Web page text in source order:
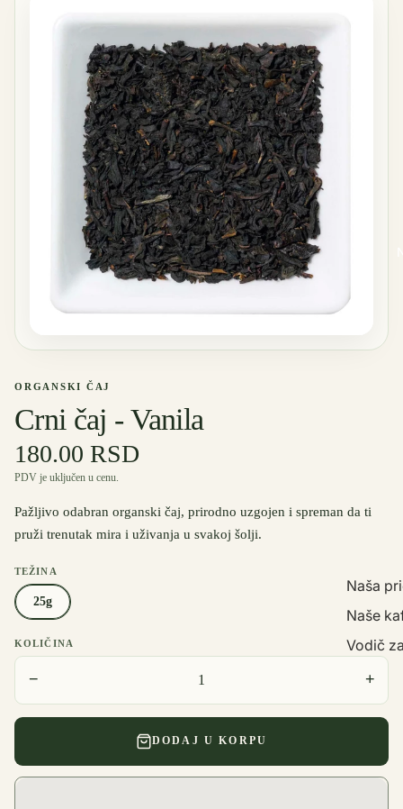
Naša
Naše
Vodič
ORGANSKI ČAJ
Crni čaj - Vanila
180.00 RSD
PDV je uključen u cenu.
Pažljivo odabran organski čaj, prirodno uzgojen i spreman da ti
pruži trenutak mira i uživanja u svakoj šolji.
TEŽINA
25g
KOLIČINA
− +
DODAJ U KORPU